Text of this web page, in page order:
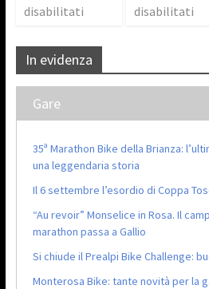
disabilitati
disabilitati
In evidenza
Gare
35ª Marathon Bike della Brianza:
una leggendaria storia
Il 6 settembre l’esordio di Coppa
“Au revoir” Monselice in Rosa. Il
marathon passa a Gallio
Si chiude il Prealpi Bike Challenge:
Monterosa Bike: tante novità per la